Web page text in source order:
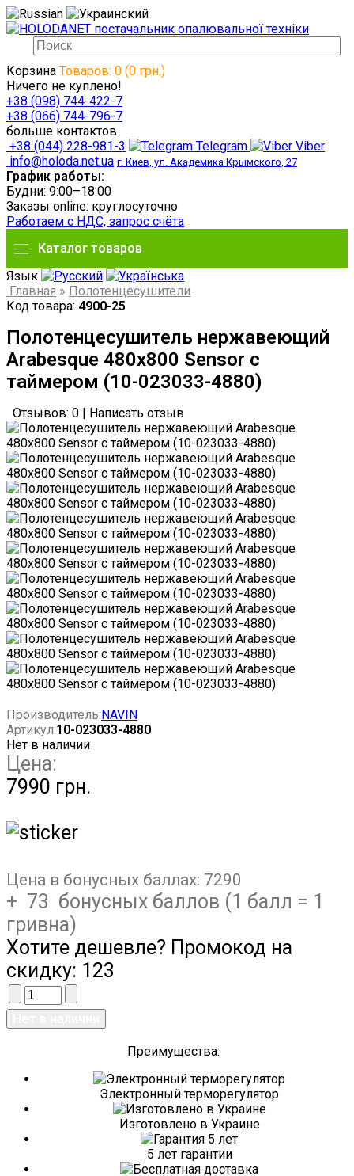
Корзина Товаров: 0 (0 грн.)
Ничего не куплено!
+38 (098) 744-422-7
+38 (066) 744-796-7
больше контактов
+38 (044) 228-981-3
Telegram
Viber
info@holoda.net.ua г. Киев, ул. Академика Крымского, 27
График работы:
Будни: 9:00–18:00
Заказы online: круглосуточно
Работаем с НДС, запрос счёта
Каталог товаров
Язык
Главная » Полотенцесушители
Код товара: 4900-25
Полотенцесушитель нержавеющий
Arabesque 480х800 Sensor с
таймером (10-023033-4880)
Отзывов: 0 Написать отзыв
Производитель: NAVIN
Артикул:10-023033-4880
Нет в наличии
Цена:
7990 грн.
Цена в бонусных баллах: 7290
+ 73 бонусных баллов (1 балл = 1
гривна)
Хотите дешевле? Промокод на
скидку: 123
Преимущества:
Электронный терморегулятор
Изготовлено в Украине
5 лет гарантии